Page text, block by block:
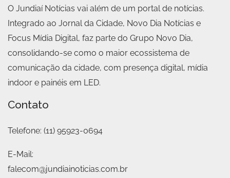
O Jundiaí Notícias vai além de um portal de notícias.
Integrado ao Jornal da Cidade, Novo Dia Notícias e
Focus Mídia Digital, faz parte do Grupo Novo Dia,
consolidando-se como o maior ecossistema de
comunicação da cidade, com presença digital, mídia
indoor e painéis em LED.
Contato
Telefone: (11) 95923-0694
E-Mail:
falecom@jundiainoticias.com.br